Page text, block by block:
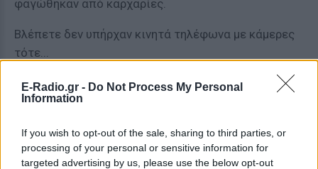
E-Radio.gr - Do Not Process My Personal
Information
If you wish to opt-out of the sale, sharing to third parties, or
processing of your personal or sensitive information for
targeted advertising by us, please use the below opt-out
φαγώθηκαν από καρχαρίες.
Βλέπετε δεν υπήρχαν κινητά τηλέφωνα με κάμερες
τότε...